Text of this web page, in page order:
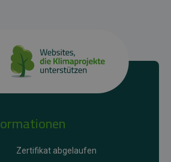
Zertifikat abgelaufen